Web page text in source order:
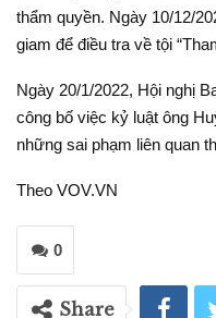
thẩm quyền. Ngày 10/12/
giam để điều tra về tội
Ngày 20/1/2022, Hội nghị
công bố việc kỷ luật ông
những sai phạm liên quan
Theo VOV.VN
0
Share